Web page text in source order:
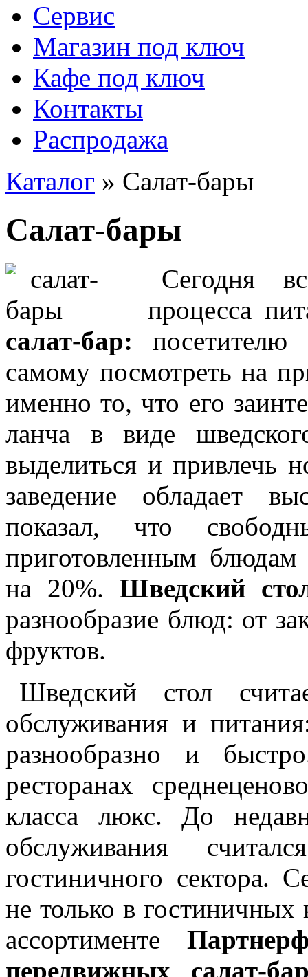
Сервис
Магазин под ключ
Кафе под ключ
Контакты
Распродажа
Каталог » Салат-бары
Салат-бары
Сегодня
процесса
салат-бар: посетителю
самому посмотреть на
именно то, что его
ланча в виде
выделиться и привлечь
заведение обладает
показал, что
приготовленным
на 20%.Шведский
разнообразие блюд: от
фруктов.
Шведский стол
обслуживания и
разнообразно и
ресторанах
класса люкс. До
обслуживания
гостиничного сектора.
не только в
ассортименте
передвижных салат-